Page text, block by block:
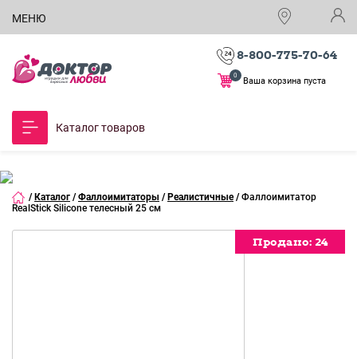
МЕНЮ
8-800-775-70-64
Ваша корзина пуста
0
Каталог товаров
/ Каталог / Фаллоимитаторы / Реалистичные / Фаллоимитатор
RealStick Silicone телесный 25 см
Продано: 24
Продано: 24
Продано: 24
Продано: 24
Продано: 24
Продано: 24
Продано: 24
Продано: 24
Продано: 24
Продано: 24
Продано: 24